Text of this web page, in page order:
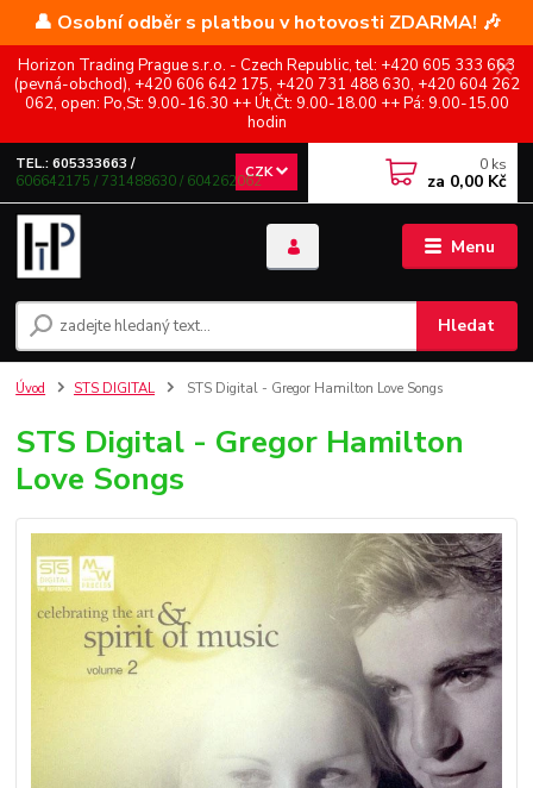
👤 Osobní odběr s platbou v hotovosti ZDARMA! 🎶
Horizon Trading Prague s.r.o. - Czech Republic, tel: +420 605 333 663
(pevná-obchod), +420 606 642 175, +420 731 488 630, +420 604 262
062, open: Po,St: 9.00-16.30 ++ Út,Čt: 9.00-18.00 ++ Pá: 9.00-15.00
hodin
Menu
CZK
Hledat
TEL.: 605333663 /
606642175 / 731488630 / 604262062
0 ks
za 0,00 Kč
Úvod STS DIGITAL STS Digital - Gregor Hamilton Love Songs
STS Digital - Gregor Hamilton
Love Songs